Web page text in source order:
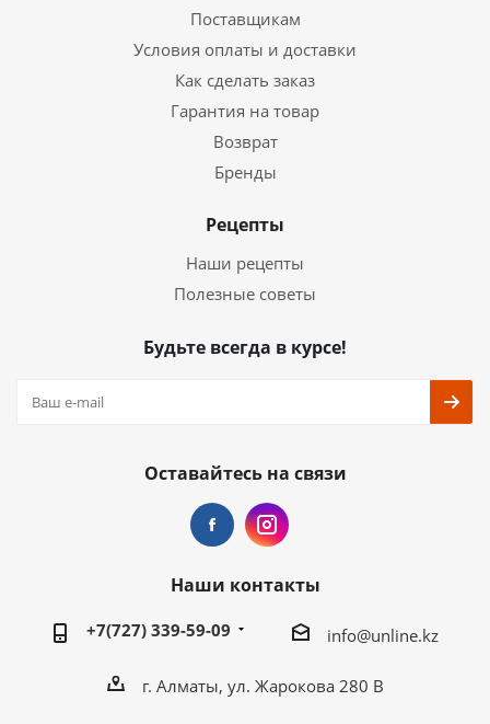
Поставщикам
Условия оплаты и доставки
Как сделать заказ
Гарантия на товар
Возврат
Бренды
Рецепты
Наши рецепты
Полезные советы
Будьте всегда в курсе!
Оставайтесь на связи
Наши контакты
+7(727) 339-59-09 info@unline.kz
г. Алматы, ул. Жарокова 280 В